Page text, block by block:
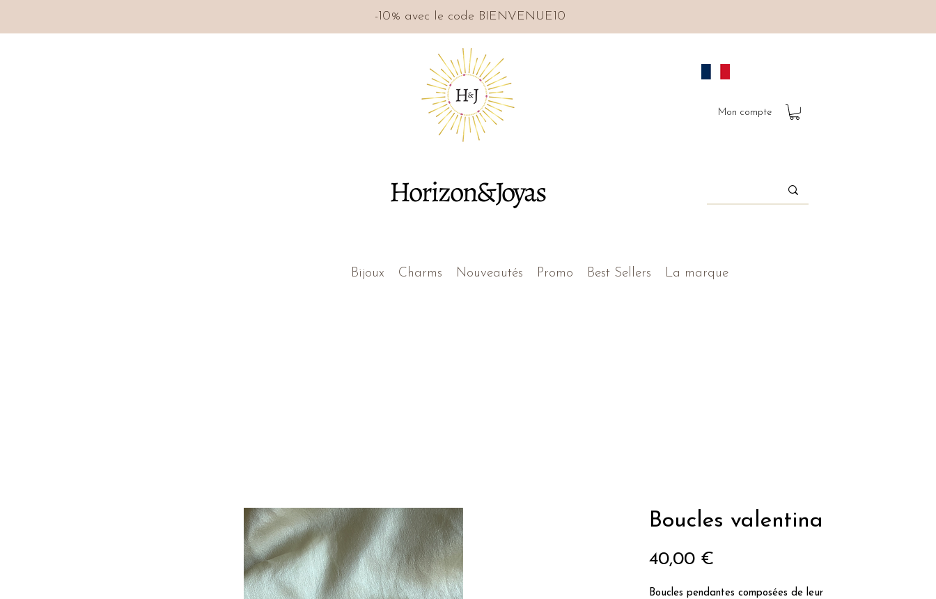
Horizon&Joyas
Mon compte
Bijoux Charms Nouveautés Promo Best Sellers La marque
-10% avec le code BIENVENUE10
Boucles valentina
40,00 €
Boucles pendantes composées de leur